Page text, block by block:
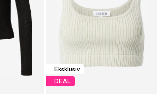
Eksklusiv
DEAL